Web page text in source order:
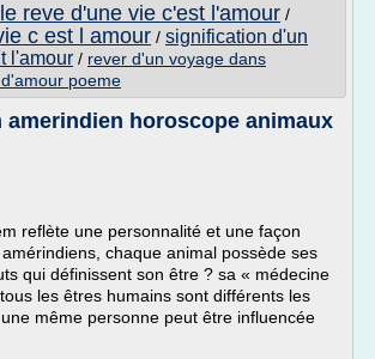
le reve d'une vie c'est l'amour /
c est l amour / signification d'un
l'amour / rever d'un voyage dans
poeme
amerindien horoscope animaux
reflète une personnalité et une façon
chaque animal possède ses
qui définissent son être ? sa « médecine
les êtres humains sont différents les
même personne peut être influencée